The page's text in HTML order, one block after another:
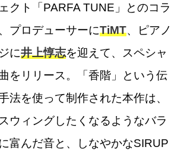
クト「PARFA TUNE」とのコラ
プロデューサーにTiMT、ピアノ
に井上惇志を迎えて、スペシャ
をリリース。「香階」という伝
法を使って制作された本作は、
ウィングしたくなるようなバラ
富んだ音と、しなやかなSIRUP